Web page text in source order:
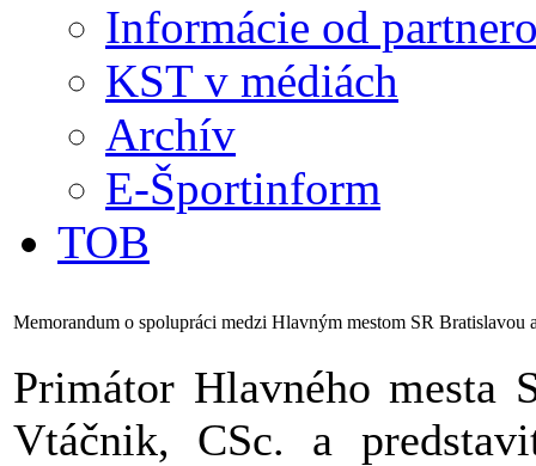
Informácie od
KST v médiách
Archív
E-Športinform
TOB
Memorandum o spolupráci medzi Hlavným mestom SR Bratislavou
Primátor Hlavného
Vtáčnik, CSc. a